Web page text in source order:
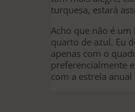
turquesa, estará
Acho que não é
quarto de azul. Eu
apenas com o
preferencialmente
com a estrela anual